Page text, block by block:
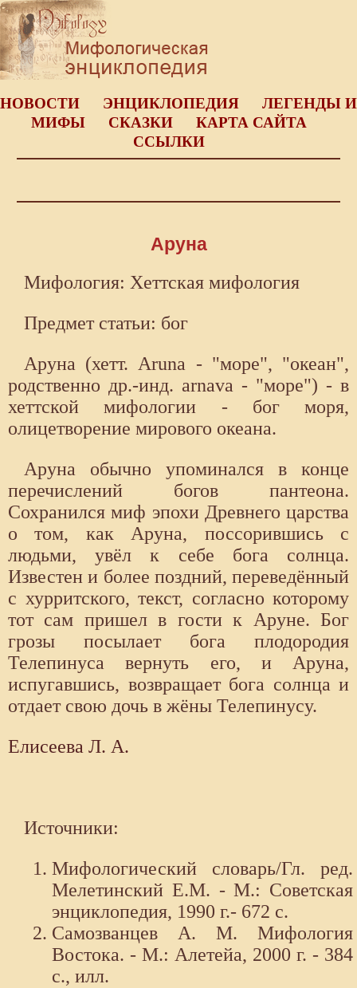
НОВОСТИ ЭНЦИКЛОПЕДИЯ
ЛЕГЕНДЫ И
МИФЫ
СКАЗКИ
КАРТА САЙТА
ССЫЛКИ
Аруна
Мифология: Хеттская мифология
Предмет статьи: бог
Аруна (хетт. Aruna - "море", "океан",
родственно др.-инд. аrnаva - "море") - в
хеттской мифологии - бог моря,
олицетворение мирового океана.
Аруна обычно упоминался в конце
перечислений богов пантеона.
Сохранился миф эпохи Древнего царства
о том, как Аруна, поссорившись с
людьми, увёл к себе бога солнца.
Известен и более поздний, переведённый
с хурритского, текст, согласно которому
тот сам пришел в гости к Аруне. Бог
грозы посылает бога плодородия
Телепинуса вернуть его, и Аруна,
испугавшись, возвращает бога солнца и
отдает свою дочь в жёны Телепинусу.
Елисеева Л. А.
Источники:
Мифологический словарь/Гл. ред.
Мелетинский Е.М. - М.: Советская
энциклопедия, 1990 г.- 672 с.
Самозванцев А. М. Мифология
Востока. - М.: Алетейа, 2000 г. - 384
с., илл.